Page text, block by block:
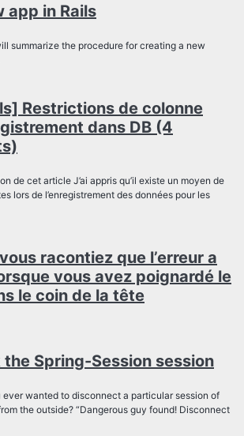
app in Rails
summarize the procedure for creating a new
Restrictions de colonne
dans DB (4
de cet article J’ai appris qu’il existe un moyen de
lors de l’enregistrement des données pour les
racontiez que l’erreur a
vous avez poignardé le
le coin de la tête
the Spring-Session session
wanted to disconnect a particular session of
the outside? “Dangerous guy found! Disconnect